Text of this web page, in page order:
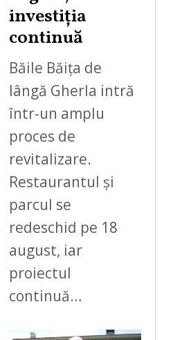
investiția
continuă
Băile Băița de
lângă Gherla intră
într-un amplu
proces de
revitalizare.
Restaurantul și
parcul se
redeschid pe 18
august, iar
proiectul
continuă…